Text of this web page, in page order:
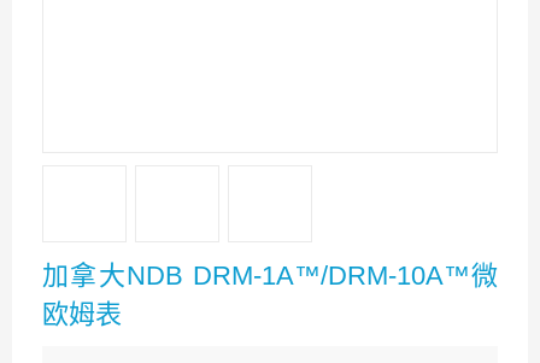
加拿大NDB DRM-1A™/DRM-10A™微
欧姆表